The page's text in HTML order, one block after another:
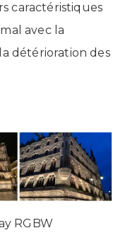
caractéristiques
avec la
détérioration des
RGBW